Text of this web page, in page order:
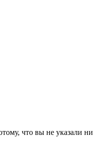
что вы не указали